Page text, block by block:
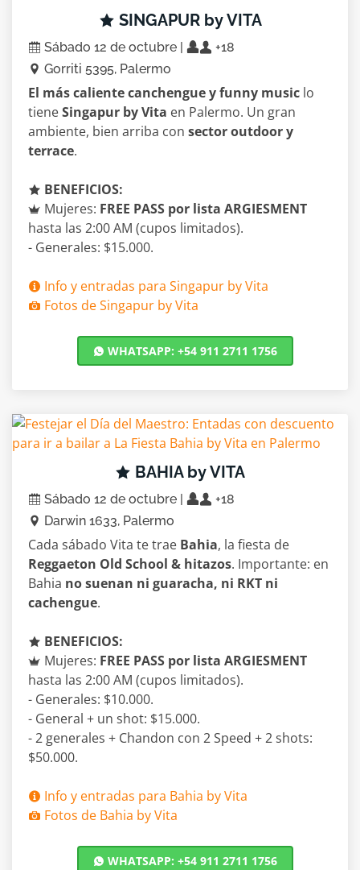
SINGAPUR by VITA
Sábado 12 de octubre |
+18
Gorriti 5395, Palermo
El más caliente canchengue y funny music lo
tieneSingapur by Vita en Palermo. Un gran
ambiente, bien arriba con sector outdoor y
terrace.
BENEFICIOS:
Mujeres: FREE PASS por lista ARGIESMENT
hasta las 2:00 AM (cupos limitados).
- Generales: $15.000.
Info y entradas para Singapur by Vita
Fotos de Singapur by Vita
WHATSAPP: +54 911 2711 1756
BAHIA by VITA
Sábado 12 de octubre |
+18
Darwin 1633, Palermo
Cada sábado Vita te trae Bahia, la fiesta de
Reggaeton Old School & hitazos. Importante: en
Bahia no suenan ni guaracha, ni RKT ni
cachengue.
BENEFICIOS:
Mujeres: FREE PASS por lista ARGIESMENT
hasta las 2:00 AM (cupos limitados).
- Generales: $10.000.
- General + un shot: $15.000.
- 2 generales + Chandon con 2 Speed + 2 shots:
$50.000.
Info y entradas para Bahia by Vita
Fotos de Bahia by Vita
WHATSAPP: +54 911 2711 1756